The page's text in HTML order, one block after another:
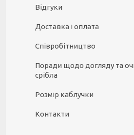
Відгуки
Доставка і оплата
Співробітництво
Поради щодо догляду та
срібла
Розмір каблучки
Контакти